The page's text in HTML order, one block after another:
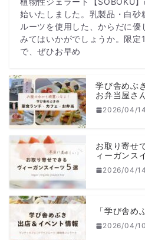
始いたしました。乳製品・白砂
ルーツを使用した、からだに優
みてはいかがでしょうか。限
で、ぜひお早め
学び舎めぶ
お弁当屋さ
2026/04/14
お取り寄せ
ィーガンス
2026/04/14
「学び舎め
2026/04/10